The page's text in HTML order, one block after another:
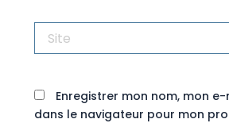
Enregistrer mon nom, mon
dans le navigateur pour mon